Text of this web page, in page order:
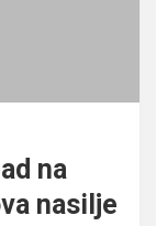
na
nasilje